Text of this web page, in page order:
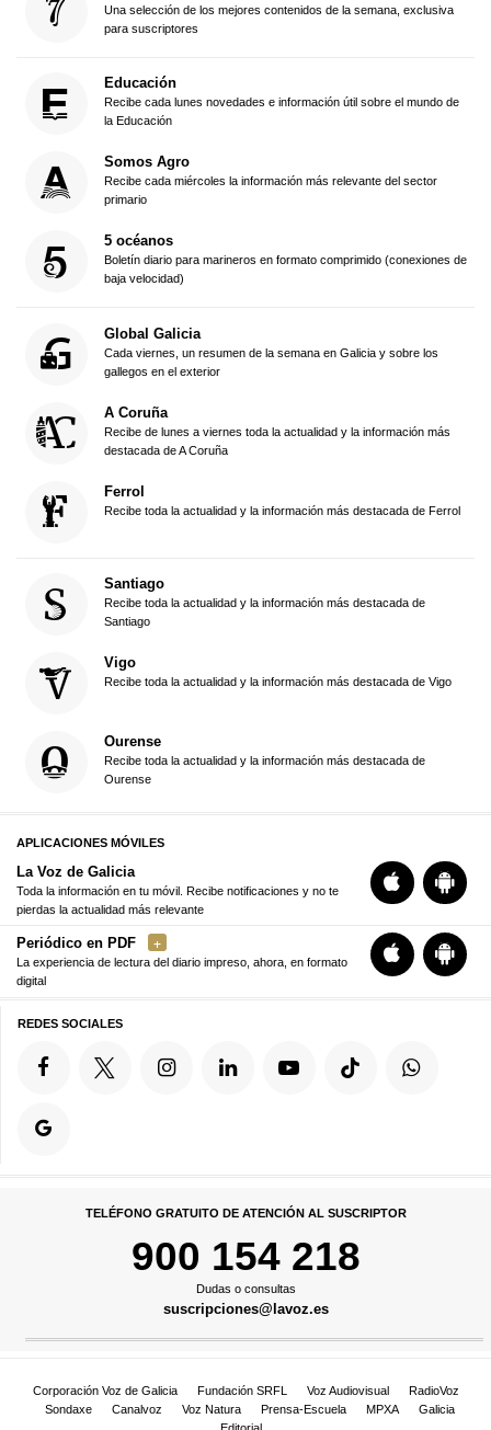
Una selección de los mejores contenidos de la semana, exclusiva
para suscriptores
Educación
Recibe cada lunes novedades e información útil sobre el mundo de
la Educación
Somos Agro
Recibe cada miércoles la información más relevante del sector
primario
5 océanos
Boletín diario para marineros en formato comprimido (conexiones de
baja velocidad)
Global Galicia
Cada viernes, un resumen de la semana en Galicia y sobre los
gallegos en el exterior
A Coruña
Recibe de lunes a viernes toda la actualidad y la información más
destacada de A Coruña
Ferrol
Recibe toda la actualidad y la información más destacada de Ferrol
Santiago
Recibe toda la actualidad y la información más destacada de
Santiago
Vigo
Recibe toda la actualidad y la información más destacada de Vigo
Ourense
Recibe toda la actualidad y la información más destacada de
Ourense
APLICACIONES MÓVILES
La Voz de Galicia
Toda la información en tu móvil. Recibe notificaciones y no te
pierdas la actualidad más relevante
Periódico en PDF
La experiencia de lectura del diario impreso, ahora, en formato
digital
REDES SOCIALES
TELÉFONO GRATUITO DE ATENCIÓN AL SUSCRIPTOR
900 154 218
Dudas o consultas
suscripciones@lavoz.es
Corporación Voz de Galicia Fundación SRFL Voz Audiovisual
RadioVoz
Sondaxe
Canalvoz Voz Natura Prensa-Escuela MPXA
Galicia
Editorial